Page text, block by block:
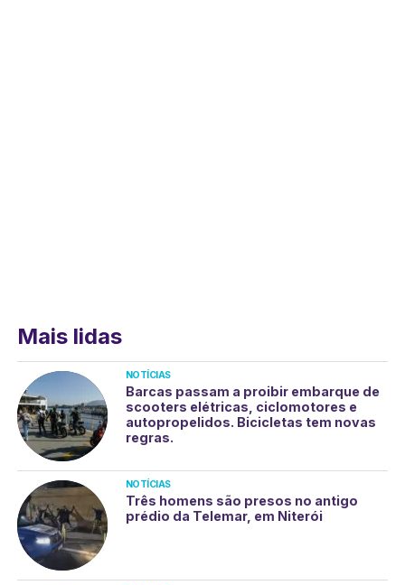
Mais lidas
NOTÍCIAS
Barcas passam a proibir embarque de
scooters elétricas, ciclomotores e
autopropelidos. Bicicletas tem novas
regras.
NOTÍCIAS
Três homens são presos no antigo
prédio da Telemar, em Niterói